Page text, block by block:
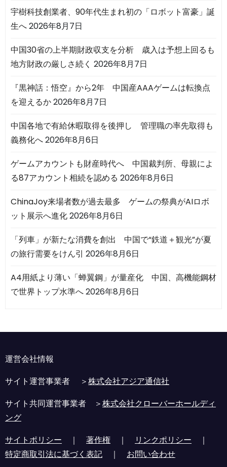
宇樹科技創業者、90年代生まれ初の「ロボット富豪」誕
生へ2026年8月7日
中国30省の上半期財政収支を分析 歳入は予想上回るも
地方財政の厳しさ続く 2026年8月7日
『黒神話：悟空』から2年 中国産AAAゲームは転換点
を迎えるか2026年8月7日
中国各地で有給休暇取得を後押し 管理職の率先取得も
義務化へ2026年8月6日
ゲームアカウントも財産時代へ 中国裁判所、母親によ
る87アカウント相続を認める 2026年8月6日
ChinaJoy来場者数が過去最多 ゲームの祭典がAIロボ
ット展示へ進化2026年8月6日
「列車」が新たな消費を創出 中国で“鉄道＋観光”が夏
の旅行需要をけん引 2026年8月6日
A4用紙より薄い「蝉翼鋼」が量産化 中国、高機能鋼材
で世界トップ水準へ2026年8月6日
運営会社情報
サイト運営事業者 ＞株式会社アジア通信社
サイト共同運営事業者 ＞株式会社クローバーホールディ
ング
サイトポリシー ｜ 著作権 ｜ リンクポリシー ｜
特定商取引法に基づく表記 ｜ お問い合わせ